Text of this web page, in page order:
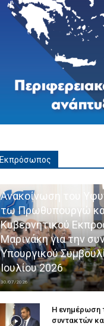
Εκπρόσωπος
Ανακοίνωση του
τω Πρωθυπουργώ
Κυβερνητικού
Μαρινάκη για την
Υπουργικού
Ιουλίου 2026
30/07/2026
Η ενημέρωση
συντακτών